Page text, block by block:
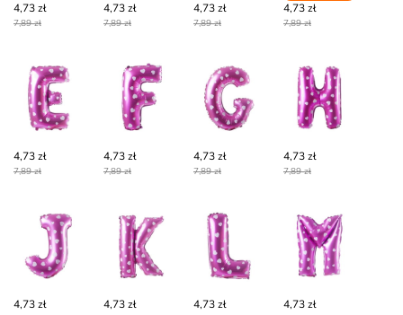
4,73 zł
7,89 zł
4,73 zł
7,89 zł
4,73 zł
7,89 zł
4,73 zł
7,89 zł
4,73 zł
7,89 zł
4,73 zł
7,89 zł
4,73 zł
7,89 zł
4,73 zł
7,89 zł
4,73 zł 4,73 zł 4,73 zł 4,73 zł